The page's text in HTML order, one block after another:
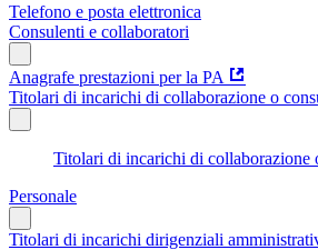
Telefono e posta elettronica
Consulenti e collaboratori
Anagrafe prestazioni per la PA
Titolari di incarichi di collaborazione o
Titolari di incarichi di collaborazione
Personale
Titolari di incarichi dirigenziali